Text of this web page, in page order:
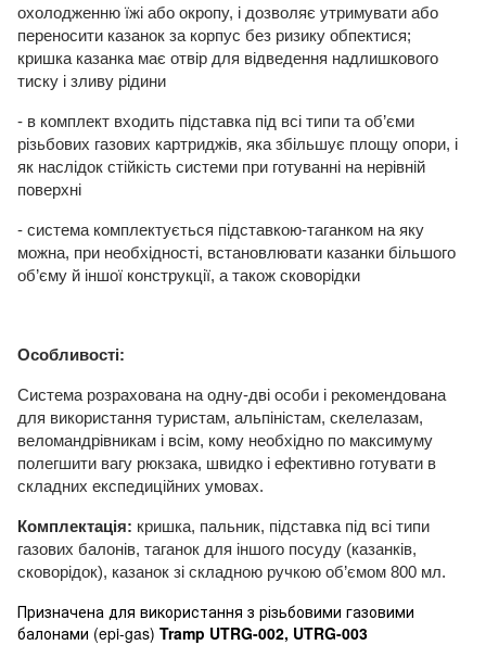
охолодженню їжі або окропу, і дозволяє утримувати або
переносити казанок за корпус без ризику обпектися;
кришка казанка має отвір для відведення надлишкового
тиску і зливу рідини
- в комплект входить підставка під всі типи та об’єми
різьбових газових картриджів, яка збільшує площу опори, і
як наслідок стійкість системи при готуванні на нерівній
поверхні
- система комплектується підставкою-таганком на яку
можна, при необхідності, встановлювати казанки більшого
об’єму й іншої конструкції, а також сковорідки
Особливості:
Система розрахована на одну-дві особи і рекомендована
для використання туристам, альпіністам, скелелазам,
веломандрівникам і всім, кому необхідно по максимуму
полегшити вагу рюкзака, швидко і ефективно готувати в
складних експедиційних умовах.
Комплектація: кришка, пальник, підставка під всі типи
газових балонів, таганок для іншого посуду (казанків,
сковорідок), казанок зі складною ручкою об’ємом 800 мл.
Призначена для використання з різьбовими газовими
балонами (epi-gas) Tramp UTRG-002, UTRG-003